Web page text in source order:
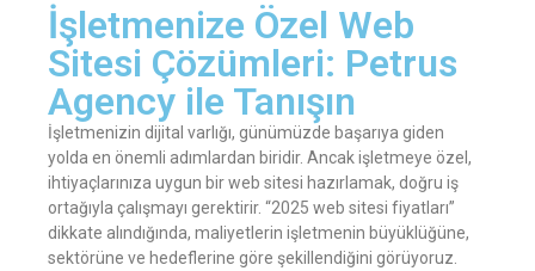
İşletmenize Özel Web
Sitesi Çözümleri: Petrus
Agency ile Tanışın
İşletmenizin dijital varlığı, günümüzde başarıya giden
yolda en önemli adımlardan biridir. Ancak işletmeye özel,
ihtiyaçlarınıza uygun bir web sitesi hazırlamak, doğru iş
ortağıyla çalışmayı gerektirir. “2025 web sitesi fiyatları”
dikkate alındığında, maliyetlerin işletmenin büyüklüğüne,
sektörüne ve hedeflerine göre şekillendiğini görüyoruz.